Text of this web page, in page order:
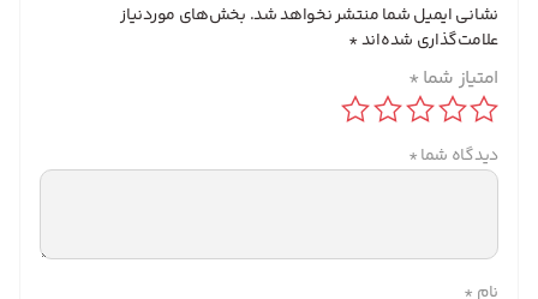
نشانی ایمیل شما منتشر نخواهد شد. بخش‌های موردنیاز
علامت‌گذاری شده‌اند*
امتیاز شما *
دیدگاه شما*
نام *